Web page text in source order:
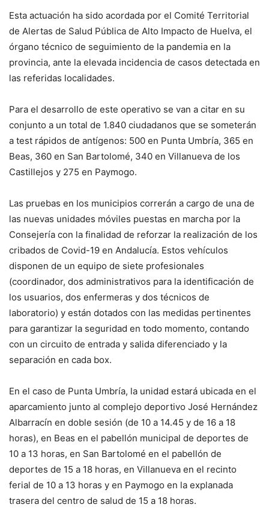
Esta actuación ha sido acordada por el Comité Territorial
de Alertas de Salud Pública de Alto Impacto de Huelva, el
órgano técnico de seguimiento de la pandemia en la
provincia, ante la elevada incidencia de casos detectada en
las referidas localidades.
Para el desarrollo de este operativo se van a citar en su
conjunto a un total de 1.840 ciudadanos que se someterán
a test rápidos de antígenos: 500 en Punta Umbría, 365 en
Beas, 360 en San Bartolomé, 340 en Villanueva de los
Castillejos y 275 en Paymogo.
Las pruebas en los municipios correrán a cargo de una de
las nuevas unidades móviles puestas en marcha por la
Consejería con la finalidad de reforzar la realización de los
cribados de Covid-19 en Andalucía. Estos vehículos
disponen de un equipo de siete profesionales
(coordinador, dos administrativos para la identificación de
los usuarios, dos enfermeras y dos técnicos de
laboratorio) y están dotados con las medidas pertinentes
para garantizar la seguridad en todo momento, contando
con un circuito de entrada y salida diferenciado y la
separación en cada box.
En el caso de Punta Umbría, la unidad estará ubicada en el
aparcamiento junto al complejo deportivo José Hernández
Albarracín en doble sesión (de 10 a 14.45 y de 16 a 18
horas), en Beas en el pabellón municipal de deportes de
10 a 13 horas, en San Bartolomé en el pabellón de
deportes de 15 a 18 horas, en Villanueva en el recinto
ferial de 10 a 13 horas y en Paymogo en la explanada
trasera del centro de salud de 15 a 18 horas.